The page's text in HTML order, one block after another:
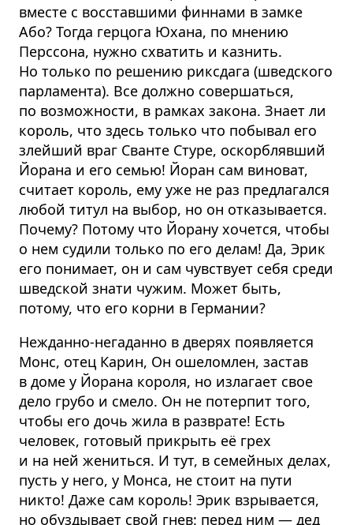
вместе с восставшими финнами в замке
Або? Тогда герцога Юхана, по мнению
Перссона, нужно схватить и казнить.
Но только по решению риксдага (шведского
парламента). Все должно совершаться,
по возможности, в рамках закона. Знает ли
король, что здесь только что побывал его
злейший враг Сванте Стуре, оскорблявший
Йорана и его семью! Йоран сам виноват,
считает король, ему уже не раз предлагался
любой титул на выбор, но он отказывается.
Почему? Потому что Йорану хочется, чтобы
о нем судили только по его делам! Да, Эрик
его понимает, он и сам чувствует себя среди
шведской знати чужим. Может быть,
потому, что его корни в Германии?
Нежданно-негаданно в дверях появляется
Монс, отец Карин, Он ошеломлен, застав
в доме у Йорана короля, но излагает свое
дело грубо и смело. Он не потерпит того,
чтобы его дочь жила в разврате! Есть
человек, готовый прикрыть её грех
и на ней жениться. И тут, в семейных делах,
пусть у него, у Монса, не стоит на пути
никто! Даже сам король! Эрик взрывается,
но обуздывает свой гнев: перед ним — дед